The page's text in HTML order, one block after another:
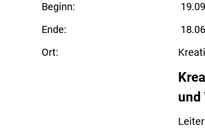
Beginn:
Ende:
Ort:
und